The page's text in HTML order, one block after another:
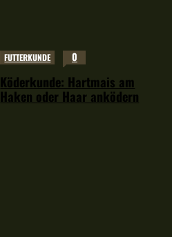
FUTTERKUNDE 0
Köderkunde: Hartmais am
Haken oder Haar anködern